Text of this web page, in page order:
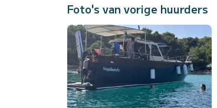
Foto's van vorige huurders